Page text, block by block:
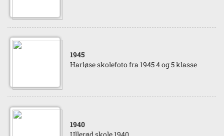
1945
Harløse skolefoto fra 1945 4 og 5 klasse
1940